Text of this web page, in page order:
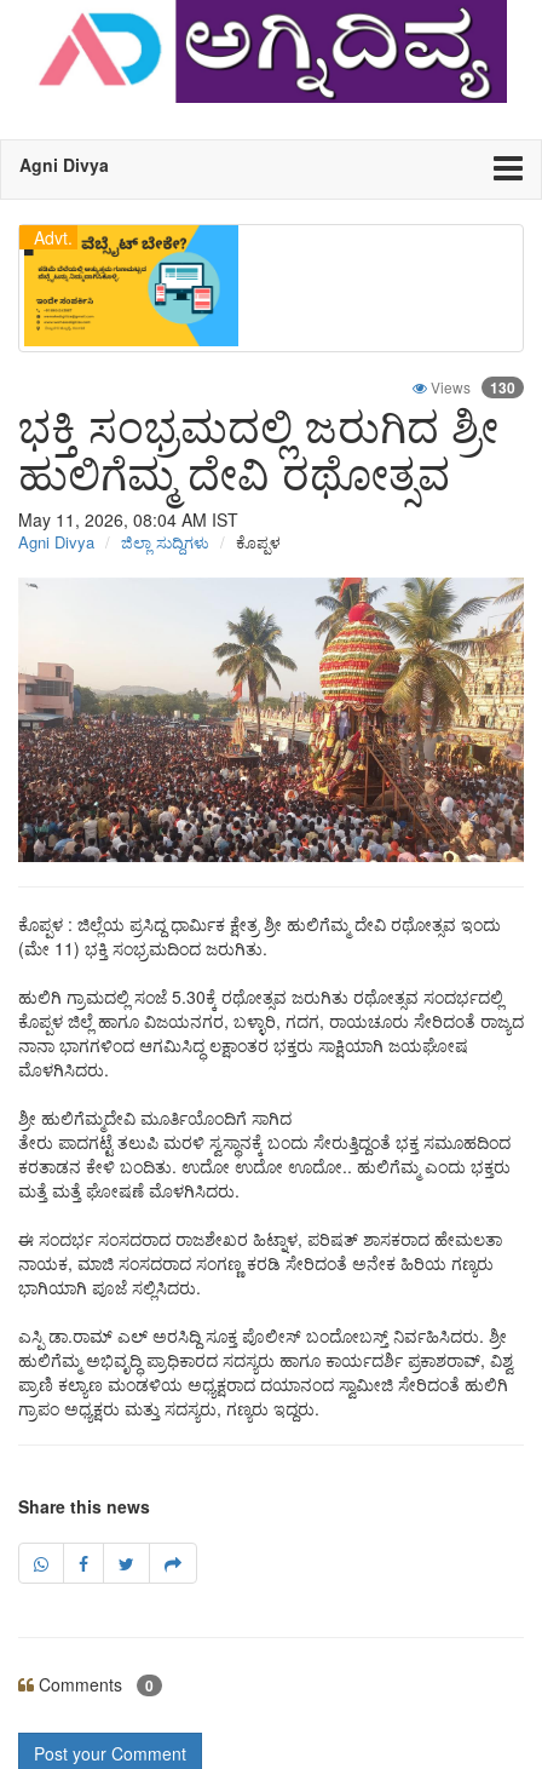
Agni Divya
Advt.
Views 130
ಭಕ್ತಿ ಸಂಭ್ರಮದಲ್ಲಿ ಜರುಗಿದ ಶ್ರೀ
ಹುಲಿಗೆಮ್ಮ ದೇವಿ ರಥೋತ್ಸವ
May 11, 2026, 08:04 AM IST
Agni Divya ಜಿಲ್ಲಾ ಸುದ್ದಿಗಳು ಕೊಪ್ಪಳ
ಕೊಪ್ಪಳ : ಜಿಲ್ಲೆಯ ಪ್ರಸಿದ್ದ ಧಾರ್ಮಿಕ ಕ್ಷೇತ್ರ ಶ್ರೀ ಹುಲಿಗೆಮ್ಮ ದೇವಿ ರಥೋತ್ಸವ‌ ಇಂದು
(ಮೇ 11) ಭಕ್ತಿ ಸಂಭ್ರಮದಿಂದ ಜರುಗಿತು.
ಹುಲಿಗಿ ಗ್ರಾಮದಲ್ಲಿ ಸಂಜೆ 5.30ಕ್ಕೆ ರಥೋತ್ಸವ ಜರುಗಿತು ರಥೋತ್ಸವ ಸಂದರ್ಭದಲ್ಲಿ
ಕೊಪ್ಪಳ ಜಿಲ್ಲೆ ಹಾಗೂ ವಿಜಯನಗರ, ಬಳ್ಳಾರಿ, ಗದಗ, ರಾಯಚೂರು ಸೇರಿದಂತೆ ರಾಜ್ಯದ
ನಾನಾ ಭಾಗಗಳಿಂದ ಆಗಮಿಸಿದ್ಧ ಲಕ್ಷಾಂತರ ಭಕ್ತರು ಸಾಕ್ಷಿಯಾಗಿ ಜಯಘೋಷ
ಮೊಳಗಿಸಿದರು.
ಶ್ರೀ ಹುಲಿಗೆಮ್ಮ‌ದೇವಿ ಮೂರ್ತಿಯೊಂದಿಗೆ ಸಾಗಿದ
ತೇರು ಪಾದಗಟ್ಟೆ ತಲುಪಿ ಮರಳಿ ಸ್ವಸ್ಥಾನಕ್ಕೆ ಬಂದು ಸೇರುತ್ತಿದ್ದಂತೆ ಭಕ್ತ ಸಮೂಹದಿಂದ
ಕರತಾಡನ ಕೇಳಿ ಬಂದಿತು. ಉದೋ ಉದೋ ಊದೋ.. ಹುಲಿಗೆಮ್ಮ‌ ಎಂದು ಭಕ್ತರು
ಮತ್ತೆ ಮತ್ತೆ ಘೋಷಣೆ ಮೊಳಗಿಸಿದರು.
ಈ ಸಂದರ್ಭ ಸಂಸದರಾದ ರಾಜಶೇಖರ ಹಿಟ್ನಾಳ, ಪರಿಷತ್ ಶಾಸಕರಾದ ಹೇಮಲತಾ
ನಾಯಕ, ಮಾಜಿ ಸಂಸದರಾದ ಸಂಗಣ್ಣ ಕರಡಿ ಸೇರಿದಂತೆ ಅನೇಕ ಹಿರಿಯ ಗಣ್ಯರು
ಭಾಗಿಯಾಗಿ ಪೂಜೆ ಸಲ್ಲಿಸಿದರು.
ಎಸ್ಪಿ ಡಾ.ರಾಮ್ ಎಲ್ ಅರಸಿದ್ದಿ ಸೂಕ್ತ ಪೊಲೀಸ್ ಬಂದೋಬಸ್ತ್ ನಿರ್ವಹಿಸಿದರು. ಶ್ರೀ
ಹುಲಿಗೆಮ್ಮ ಅಭಿವೃದ್ಧಿ ಪ್ರಾಧಿಕಾರದ ಸದಸ್ಯರು ಹಾಗೂ ಕಾರ್ಯದರ್ಶಿ ಪ್ರಕಾಶರಾವ್, ವಿಶ್ವ
ಪ್ರಾಣಿ ಕಲ್ಯಾಣ ಮಂಡಳಿಯ ಅಧ್ಯಕ್ಷರಾದ ದಯಾನಂದ ಸ್ವಾಮೀಜಿ ಸೇರಿದಂತೆ ಹುಲಿಗಿ
ಗ್ರಾಪಂ ಅಧ್ಯಕ್ಷರು ಮತ್ತು ಸದಸ್ಯರು, ಗಣ್ಯರು ಇದ್ದರು.
Share this news
Comments 0
Post your Comment